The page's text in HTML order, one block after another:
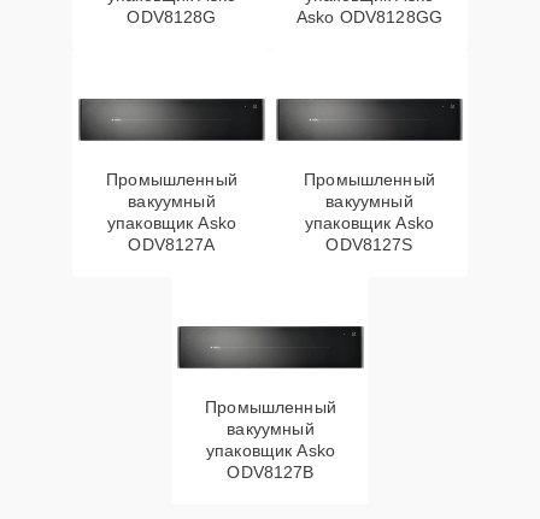
ODV8128G
Asko ODV8128GG
Промышленный
вакуумный
упаковщик Asko
ODV8127A
Промышленный
вакуумный
упаковщик Asko
ODV8127S
Промышленный
вакуумный
упаковщик Asko
ODV8127B